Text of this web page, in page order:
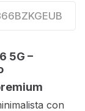
5G –